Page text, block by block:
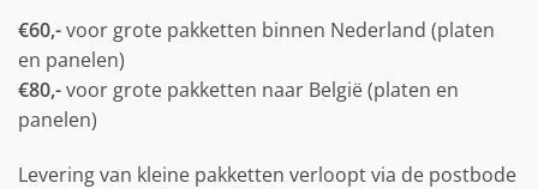
€60,-voor grote pakketten binnen Nederland (platen
en panelen)
€80,-voor grote pakketten naar België (platen en
panelen)
Levering van kleine pakketten verloopt via de postbode